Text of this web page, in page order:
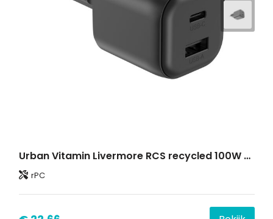
Urban Vitamin Livermore RCS recycled 100W GAN lader
rPC